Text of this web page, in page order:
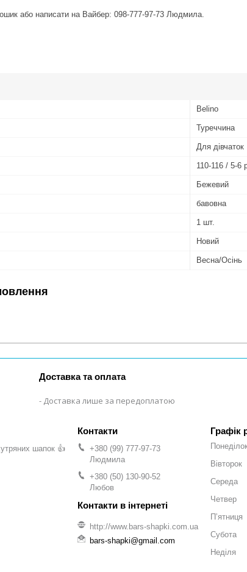
або написати на Вайбер: 098-777-97-73 Людмила.
Belino
Туреччина
Для дівчаток
110-116 / 5-6
Бежевий
бавовна
1 шт.
Новий
Весна/Осінь
Доставка та оплата
Доставка лише за передоплатою
шапок 👍
+380 (99) 777-97-73
Людмила
+380 (50) 130-90-52
Любов
http://www.bars-shapki.com.ua
bars-shapki@gmail.com
Графік
Вівторок
Середа
Четвер
Пʼятниця
Субота
Неділя